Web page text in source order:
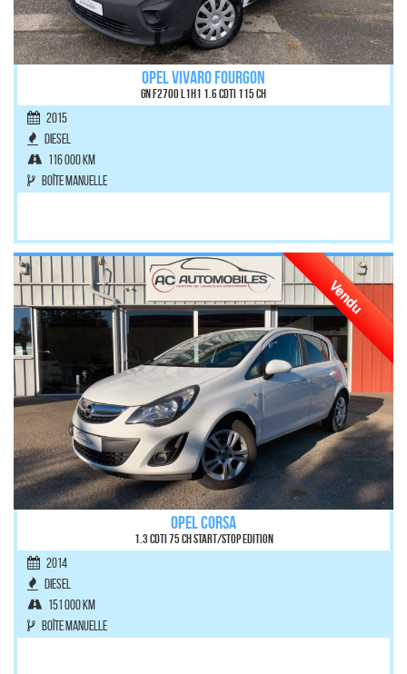
OPEL VIVARO FOURGON
GN F2700 L1H1 1.6 CDTI 115 CH
2015
Diesel
116 000 km
Boîte manuelle
OPEL CORSA
1.3 CDTI 75 ch Start/Stop Edition
2014
Diesel
151 000 km
Boîte manuelle
Vendu